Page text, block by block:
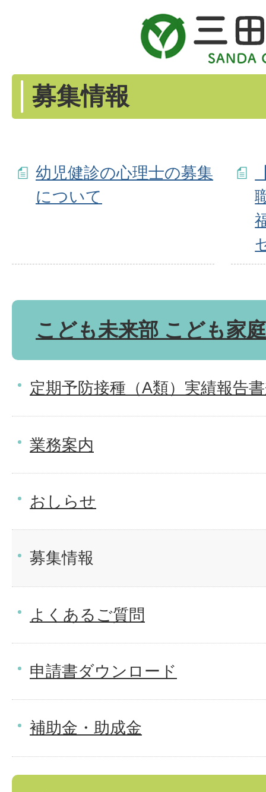
募集情報
幼児健診の心理士の募集
について
こども未来部 こども家
定期予防接種（A類）実績報告
業務案内
おしらせ
募集情報
よくあるご質問
申請書ダウンロード
補助金・助成金